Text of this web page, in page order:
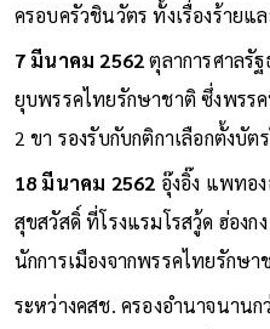
ครอบครัวชินวัตร ทั้งเรื่องร้ายแล
7 มีนาคม 2562ตุลาการศาลรั
ยุบพรรคไทยรักษาชาติ ซึ่งพรร
2 ขา รองรับกับกติกาเลือกตั้งบัต
18 มีนาคม 2562 อุ๊งอิ๊ง แพทอ
สุขสวัสดิ์ ที่โรงแรมโรสวู้ด ฮ่อง
นักการเมืองจากพรรคไทยรักษ
ระหว่างคสช. ครองอำนาจนาน